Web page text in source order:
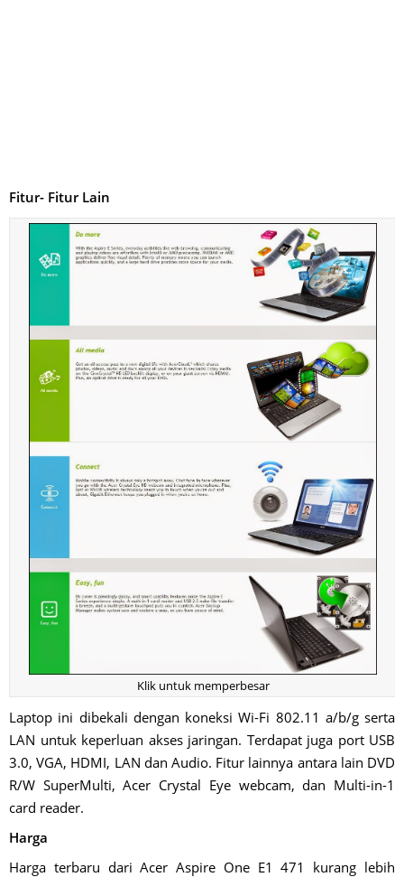
Fitur- Fitur Lain
Klik untuk memperbesar
Laptop ini dibekali dengan koneksi Wi-Fi 802.11 a/b/g serta
LAN untuk keperluan akses jaringan. Terdapat juga port USB
3.0, VGA, HDMI, LAN dan Audio. Fitur lainnya antara lain DVD
R/W SuperMulti, Acer Crystal Eye webcam, dan Multi-in-1
card reader.
Harga
Harga terbaru dari Acer Aspire One E1 471 kurang lebih